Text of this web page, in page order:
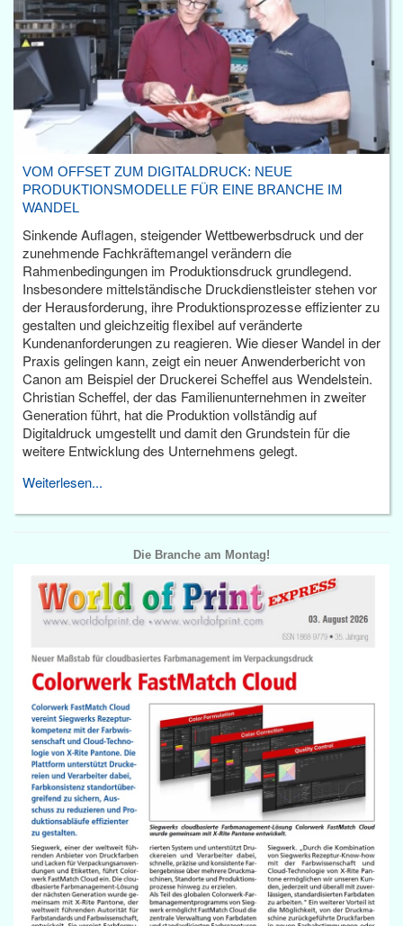
VOM OFFSET ZUM DIGITALDRUCK: NEUE
PRODUKTIONSMODELLE FÜR EINE BRANCHE IM
WANDEL
Sinkende Auflagen, steigender Wettbewerbsdruck und der
zunehmende Fachkräftemangel verändern die
Rahmenbedingungen im Produktionsdruck grundlegend.
Insbesondere mittelständische Druckdienstleister stehen vor
der Herausforderung, ihre Produktionsprozesse effizienter zu
gestalten und gleichzeitig flexibel auf veränderte
Kundenanforderungen zu reagieren. Wie dieser Wandel in der
Praxis gelingen kann, zeigt ein neuer Anwenderbericht von
Canon am Beispiel der Druckerei Scheffel aus Wendelstein.
Christian Scheffel, der das Familienunternehmen in zweiter
Generation führt, hat die Produktion vollständig auf
Digitaldruck umgestellt und damit den Grundstein für die
weitere Entwicklung des Unternehmens gelegt.
Weiterlesen...
Die Branche am Montag!